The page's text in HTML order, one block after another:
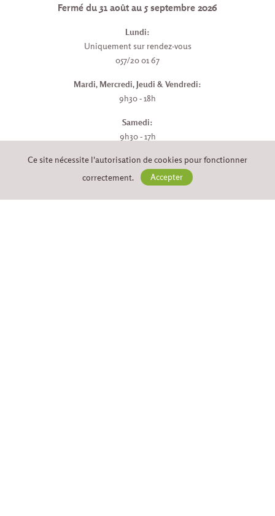
Fermé du 31 août au 5 septembre 2026
Lundi:
Uniquement sur rendez-vous
057/20 01 67
Mardi, Mercredi, Jeudi & Vendredi:
9h30 - 18h
Samedi:
9h30 - 17h
Dimanche:
fermé
Ce site nécessite l'autorisation de cookies pour fonctionner
correctement.
Accepter